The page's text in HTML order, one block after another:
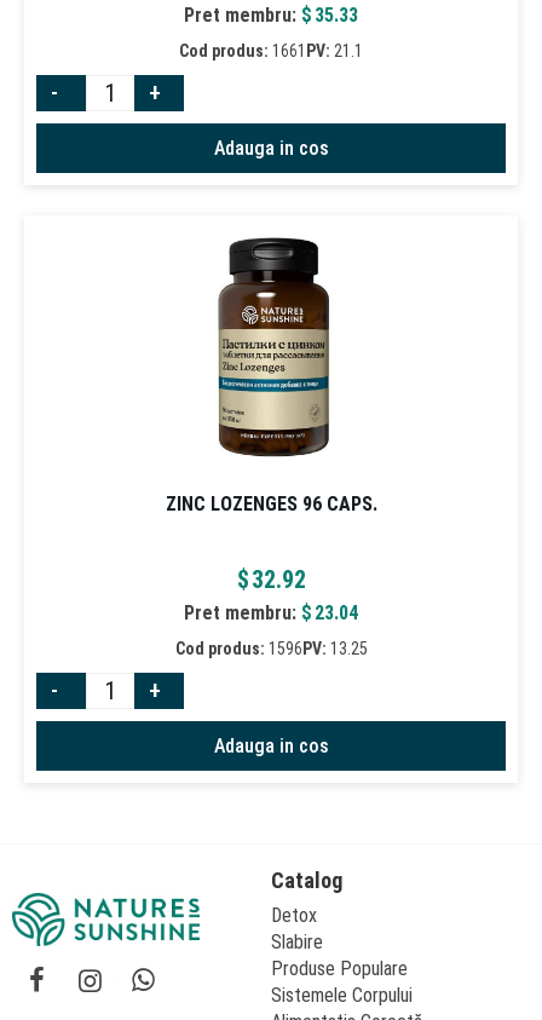
Pret membru: $ 35.33
Cod produs: 1661 PV: 21.1
- +
Adauga in cos
ZINC LOZENGES 96 CAPS.
$32.92
Pret membru: $ 23.04
Cod produs: 1596 PV: 13.25
- +
Adauga in cos
Catalog
Detox
Slabire
Produse Populare
Sistemele Corpului